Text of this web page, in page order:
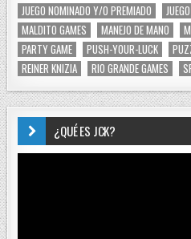
JUEGO NOMINADO Y/O PREMIADO
MALDITO GAMES
MANEJO DE MANO
PARTY GAME
PUSH-YOUR-LUCK
REINER KNIZIA
RIO GRANDE GAMES
¿QUÉ ES JCK?